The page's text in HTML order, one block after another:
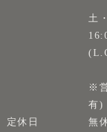
土
※
有)
定休日
無